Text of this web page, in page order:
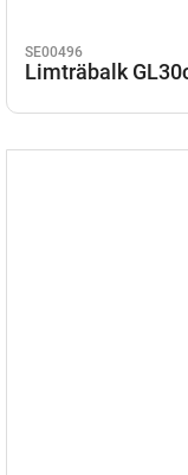
SE00496
Limträbalk